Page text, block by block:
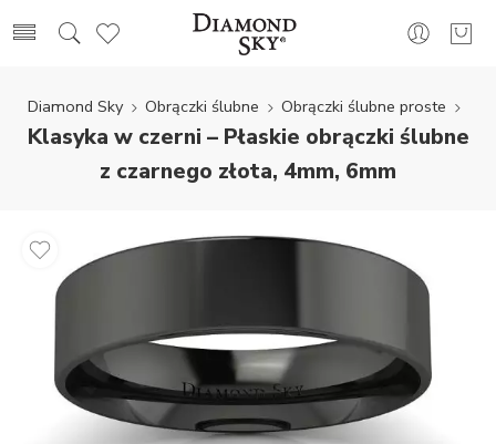
Diamond Sky Obrączki ślubne Obrączki ślubne proste
Klasyka w czerni – Płaskie obrączki ślubne
z czarnego złota, 4mm, 6mm